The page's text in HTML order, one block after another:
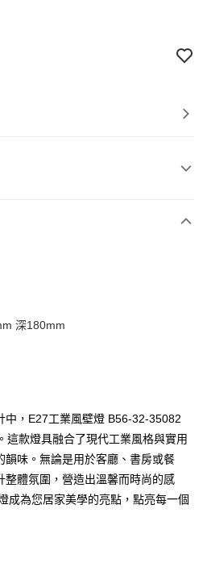
後才付款」的支付方式。 讓您購物簡單
卡、不需儲值。
深180mm
中，E27工業風壁燈 B56-32-35082
這款燈具融合了現代工業風格與實用
韻味。無論是用於客廳、書房或餐
整體氛圍，營造出溫馨而時尚的感
成為您居家美學的亮點，點亮每一個